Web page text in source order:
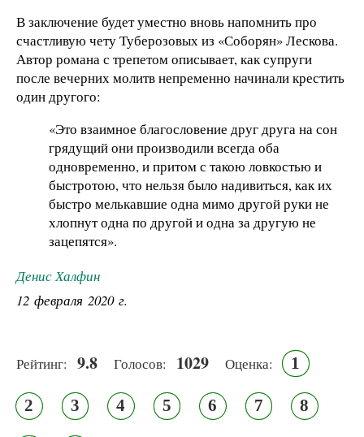
В заключение будет уместно вновь напомнить про
счастливую чету Туберозовых из «Соборян» Лескова.
Автор романа с трепетом описывает, как супруги
после вечерних молитв непременно начинали крестить
один другого:
«Это взаимное благословение друг друга на сон
грядущий они производили всегда оба
одновременно, и притом с такою ловкостью и
быстротою, что нельзя было надивиться, как их
быстро мелькавшие одна мимо другой руки не
хлопнут одна по другой и одна за другую не
зацепятся».
Денис Халфин
12 февраля 2020 г.
Рейтинг: 9.8 Голосов: 1029 Оценка: 1
2 3 4 5 6 7 8